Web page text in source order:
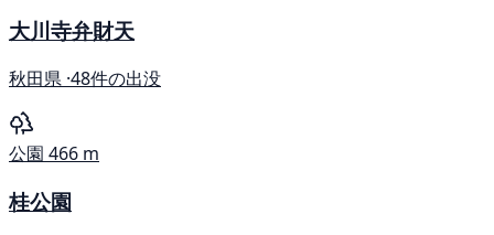
大川寺弁財天
秋田県 ·48件の出没
公園 466 m
桂公園